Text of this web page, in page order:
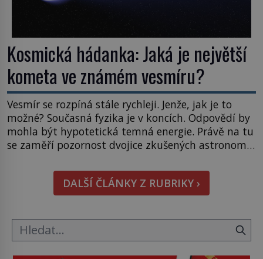
Kosmická hádanka: Jaká je největší
kometa ve známém vesmíru?
Vesmír se rozpíná stále rychleji. Jenže, jak je to
možné? Současná fyzika je v koncích. Odpovědí by
mohla být hypotetická temná energie. Právě na tu
se zaměří pozornost dvojice zkušených astronomů.
hmatatelnějšího. Naprosto rekordní kometu!
Astronomové Pedro Bernardinelli a Gary Bernstein
mravenčí prací zkoumají archivní snímky v rámci
DALŠÍ ČLÁNKY Z RUBRIKY ›